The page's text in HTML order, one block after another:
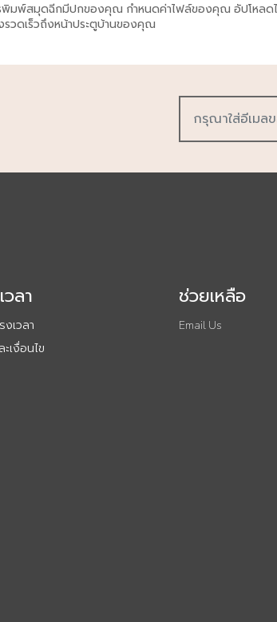
พิมพ์สมุดฉีกมีปกของคุณ กำหนดค่าไฟล์ของคุณ อัปโหลดไ
วดเร็วถึงหน้าประตูบ้านของคุณ
ลา
เวลา
เงื่อนไข
ช่วยเหลือ
Email Us